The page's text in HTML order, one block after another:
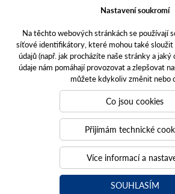
Copyright © 2023
Toto jsou internetové stránky společnosti
Hustopečích, Brněnská 74, PSČ
zapsané v OR vedeném Krajským soudem v
Společnost AGROTEC a.s. je členem
společností AGROFERT,
IČO 26185610, se sídlem na adrese Pyšelská
Praha 4.
webové portály, které vám
PUXdesign.
grotectrucks.cz
Nastavení soukromí
Na těchto webových stránkách se používají
síťové identifikátory, které mohou také sloužit
údajů (např. jak procházíte naše stránky a jaký
údaje nám pomáhají provozovat a zlepšovat
můžete kdykoliv změnit nebo
Co jsou cookies
Přijímám technické
Více informací a
SOUHLASÍM